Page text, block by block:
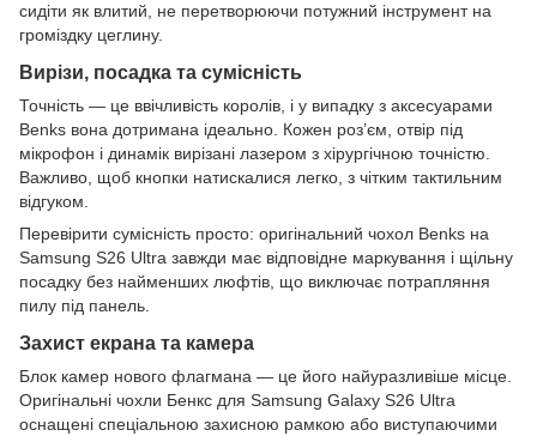
сидіти як влитий, не перетворюючи потужний інструмент на
громіздку цеглину.
Вирізи, посадка та сумісність
Точність — це ввічливість королів, і у випадку з аксесуарами
Benks вона дотримана ідеально. Кожен роз’єм, отвір під
мікрофон і динамік вирізані лазером з хірургічною точністю.
Важливо, щоб кнопки натискалися легко, з чітким тактильним
відгуком.
Перевірити сумісність просто: оригінальний чохол Benks на
Samsung S26 Ultra завжди має відповідне маркування і щільну
посадку без найменших люфтів, що виключає потрапляння
пилу під панель.
Захист екрана та камера
Блок камер нового флагмана — це його найуразливіше місце.
Оригінальні чохли Бенкс для Samsung Galaxy S26 Ultra
оснащені спеціальною захисною рамкою або виступаючими